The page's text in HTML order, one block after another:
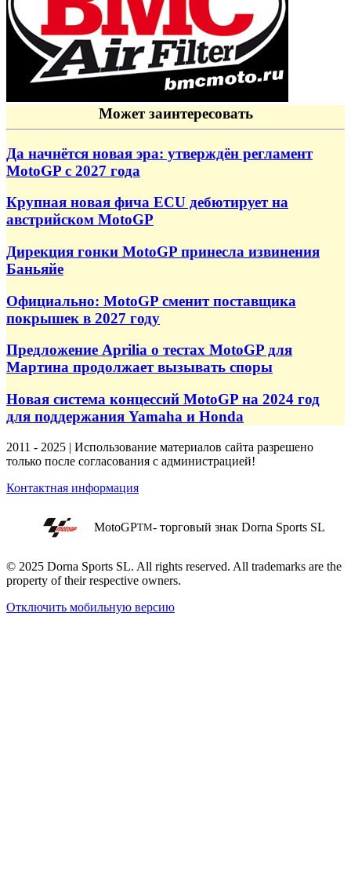
Может заинтересовать
Да начнётся новая эра: утверждён регламент
MotoGP с 2027 года
Крупная новая фича ECU дебютирует на
австрийском MotoGP
Дирекция гонки MotoGP принесла извинения
Баньяйе
Официально: MotoGP сменит поставщика
покрышек в 2027 году
Предложение Aprilia о тестах MotoGP для
Мартина продолжает вызывать споры
Новая система концессий MotoGP на 2024 год
для поддержания Yamaha и Honda
2011 - 2025 | Использование материалов сайта разрешено
только после согласования с администрацией!
Контактная информация
MotoGPTM- торговый знак Dorna Sports SL
© 2025 Dorna Sports SL. All rights reserved. All trademarks are the
property of their respective owners.
Отключить мобильную версию